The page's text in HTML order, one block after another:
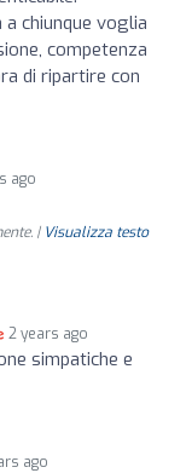
chiunque voglia
competenza
di ripartire con
ago
| Visualizza testo
2 years ago
simpatiche e
ago